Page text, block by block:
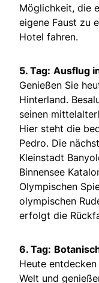
Möglichkeit, die
eigene Faust zu
Hotel fahren.
5. Tag: Ausflug
Genießen Sie
Hinterland.
seinen
Hier steht die
Pedro. Die
Kleinstadt
Binnensee
Olympischen
olympischen
erfolgt die
6. Tag:
Heute
Welt und